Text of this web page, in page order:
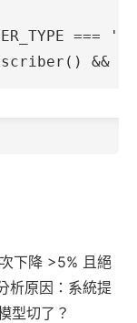
=== '
() &&
下降 >5% 且絕
析原因：系統提
型切了？